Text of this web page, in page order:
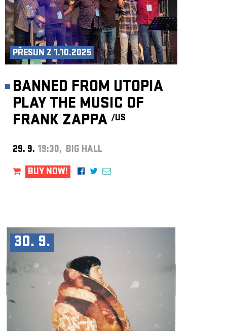
PŘESUN Z 1.10.2025
BANNED FROM UTOPIA
PLAY THE MUSIC OF
FRANK ZAPPA /US
29. 9. 19:30, BIG HALL
BUY NOW!
30. 9.